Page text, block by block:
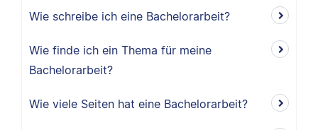
Wie schreibe ich eine Bachelorarbeit?
Wie finde ich ein Thema für meine
Bachelorarbeit?
Wie viele Seiten hat eine Bachelorarbeit?